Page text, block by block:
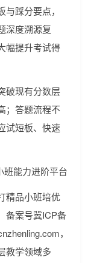
踩分要点，
深度溯源复
幅提升考试得
破现有分数层
；答题流程不
试短板、快速
班能力进阶平台
精品小班培优
备案号冀ICP备
，
教学领域多